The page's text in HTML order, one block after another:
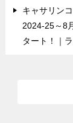
キャサリン
2024-25～8
タート！｜